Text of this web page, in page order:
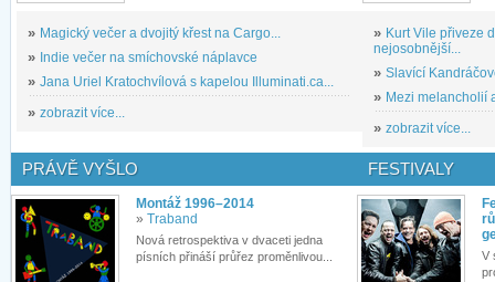
» Magický večer a dvojitý křest na Cargo...
» Indie večer na smíchovské náplavce
» Jana Uriel Kratochvílová s kapelou Illuminati.ca...
» zobrazit více...
» Kurt Vile přiveze
nejosobnější...
» Slavící
» Mezi melancholií
» zobrazit více...
PRÁVĚ VYŠLO
Montáž 1996–2014
» Traband
Nová retrospektiva v dvaceti jedna
písních přináší průřez proměnlivou...
FESTIVALY
V